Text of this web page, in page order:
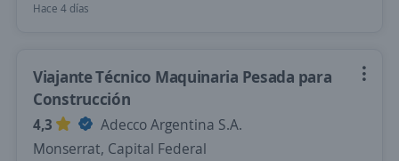
Hace 4 días
Viajante Técnico Maquinaria Pesada para
Construcción
4,3
Adecco Argentina S.A.
Monserrat, Capital Federal